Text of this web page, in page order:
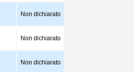
Non dichiarato
Non dichiarato
Non dichiarato